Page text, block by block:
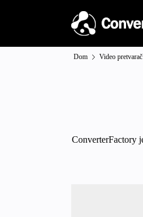
Dom Video pretvarač
ConverterFactory